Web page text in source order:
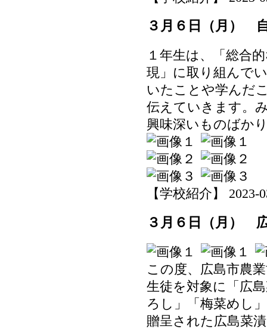
３月６日（月）
１年生は、「総合
現」に取り組んで
いたことや学んだ
伝えていきます。
興味深いものばか
【学校紹介】 2023-
３月６日（月）
この度、広島市農
生徒を対象に「広
ろし」「梅菜めし
贈呈された広島菜